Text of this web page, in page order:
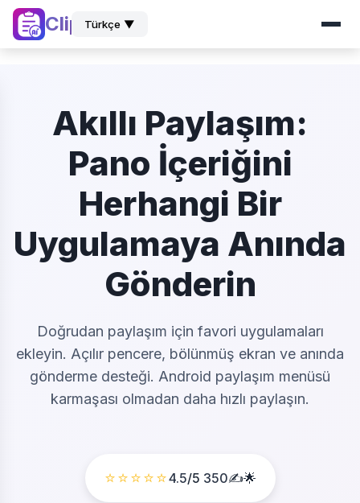
ClipZTürkçe ▼
Akıllı Paylaşım:
Pano İçeriğini
Herhangi Bir
Uygulamaya Anında
Gönderin
Doğrudan paylaşım için favori uygulamaları
ekleyin. Açılır pencere, bölünmüş ekran ve anında
gönderme desteği. Android paylaşım menüsü
karmaşası olmadan daha hızlı paylaşın.
⭐⭐⭐⭐⭐4.5/5 350✍️🌟